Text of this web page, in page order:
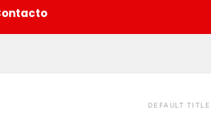
DEFAULT TITLE